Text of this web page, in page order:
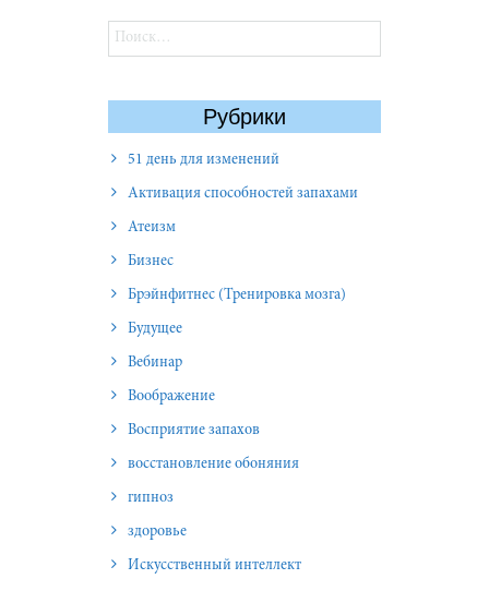
Найти:
Рубрики
51 день для изменений
Активация способностей запахами
Атеизм
Бизнес
Брэйнфитнес (Тренировка мозга)
Будущее
Вебинар
Воображение
Восприятие запахов
восстановление обоняния
гипноз
здоровье
Искусственный интеллект